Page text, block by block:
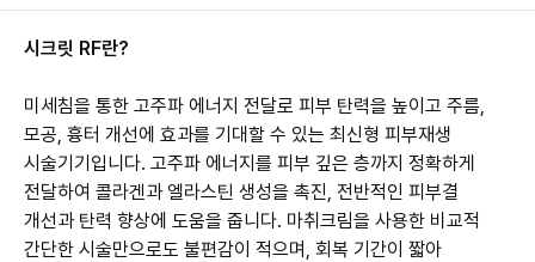
시크릿 RF란?
미세침을 통한 고주파 에너지 전달로 피부 탄력을 높이고 주름,
모공, 흉터 개선에 효과를 기대할 수 있는 최신형 피부재생
시술기기입니다. 고주파 에너지를 피부 깊은 층까지 정확하게
전달하여 콜라겐과 엘라스틴 생성을 촉진, 전반적인 피부결
개선과 탄력 향상에 도움을 줍니다. 마취크림을 사용한 비교적
간단한 시술만으로도 불편감이 적으며, 회복 기간이 짧아